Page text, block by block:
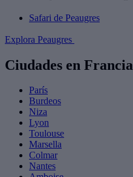
Safari de Peaugres
Explora Peaugres
Ciudades en Francia
París
Burdeos
Niza
Lyon
Toulouse
Marsella
Colmar
Nantes